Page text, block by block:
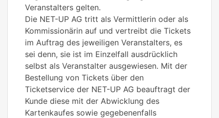
Veranstalters gelten.
Die NET-UP AG tritt als Vermittlerin oder als
Kommissionärin auf und vertreibt die Tickets
im Auftrag des jeweiligen Veranstalters, es
sei denn, sie ist im Einzelfall ausdrücklich
selbst als Veranstalter ausgewiesen. Mit der
Bestellung von Tickets über den
Ticketservice der NET-UP AG beauftragt der
Kunde diese mit der Abwicklung des
Kartenkaufes sowie gegebenenfalls